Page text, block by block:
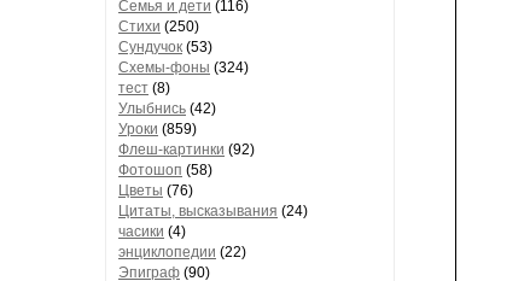
Семья и дети (116)
Стихи (250)
Сундучок (53)
Схемы-фоны (324)
тест (8)
Улыбнись (42)
Уроки (859)
Флеш-картинки (92)
Фотошоп (58)
Цветы (76)
Цитаты, высказывания (24)
часики (4)
энциклопедии (22)
Эпиграф (90)